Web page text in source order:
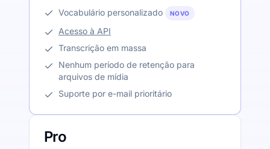
Vocabulário personalizado
NOVO
Acesso à API
Transcrição em massa
Nenhum período de retenção para
arquivos de mídia
Suporte por e-mail prioritário
Pro